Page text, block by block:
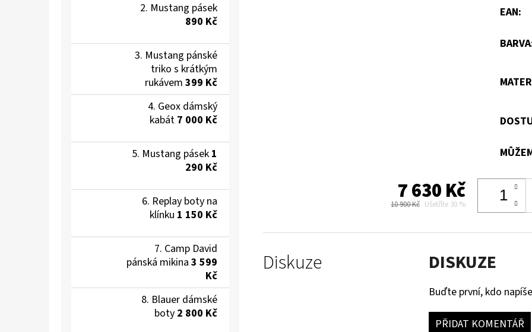
Mustang pásek
890 Kč
Mustang pánské
triko s krátkým
rukávem 399 Kč
Geox dámský
kabát 7 000 Kč
Mustang pásek 1
290 Kč
Replay boty na
klínku 1 150 Kč
Camp David
pánská mikina 3 599
Kč
Blauer dámské
boty 2 800 Kč
EAN:
BARVA
7 630 Kč
10 900 Kč Ušetříte 30 %
Diskuze DISKUZE
Buďte první, kdo
PŘIDAT KOMENTÁŘ